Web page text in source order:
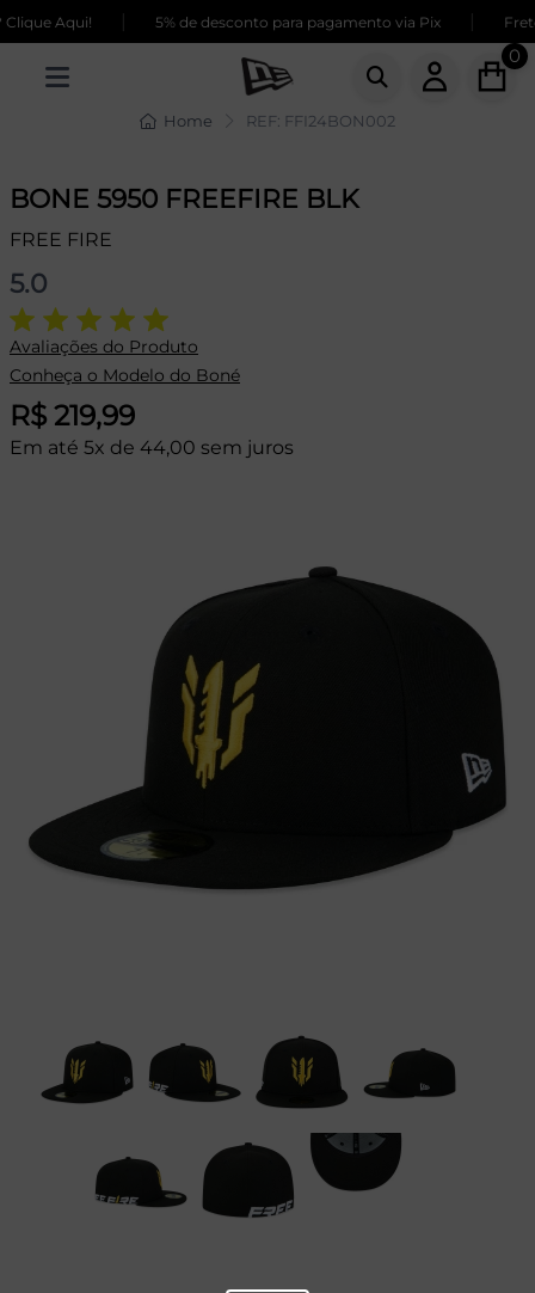
Aqui! 5% de desconto para pagamento via Pix
0
Home REF: FFI24BON002
BONE 5950 FREEFIRE BLK
FREE FIRE
5.0
Avaliações do Produto
Conheça o Modelo do Boné
R$ 219,99
Em até 5x de 44,00 sem juros